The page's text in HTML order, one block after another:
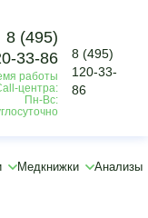
8 (495)
33-86
работы
центра:
Пн-Вс:
8 (495)
120-33-
86
Медкнижки Анализы